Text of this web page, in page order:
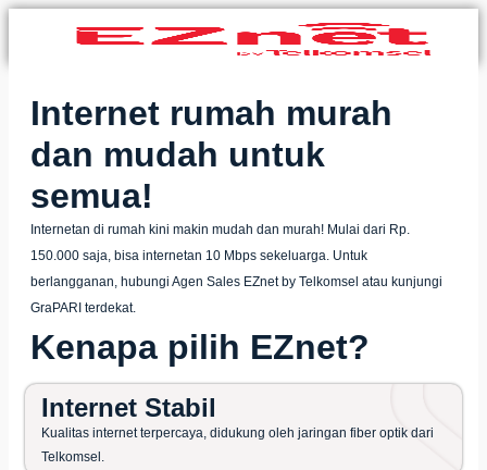
Internet rumah murah
dan mudah untuk
semua!
Internetan di rumah kini makin mudah dan murah! Mulai dari Rp.
150.000 saja, bisa internetan 10 Mbps sekeluarga. Untuk
berlangganan, hubungi Agen Sales EZnet by Telkomsel atau kunjungi
GraPARI terdekat.
Kenapa pilih EZnet?
Internet Stabil
Kualitas internet terpercaya, didukung oleh jaringan fiber optik dari
Telkomsel.